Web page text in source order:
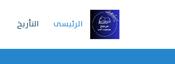
الرئیسی التأريخ